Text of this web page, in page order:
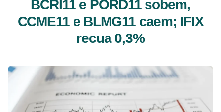
BCRI11 e PORD11 sobem,
CCME11 e BLMG11 caem; IFIX
recua 0,3%